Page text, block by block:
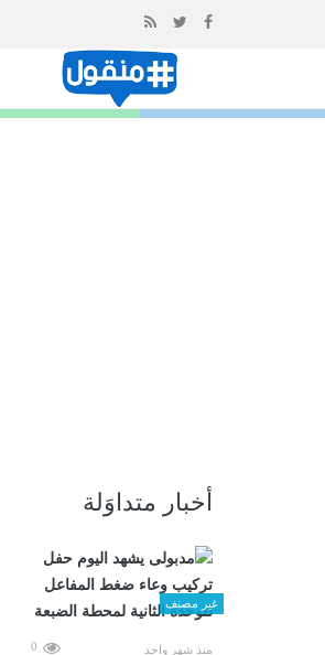
أخبار متداوَلة
غير مصنف
منذ شهر واحد 0